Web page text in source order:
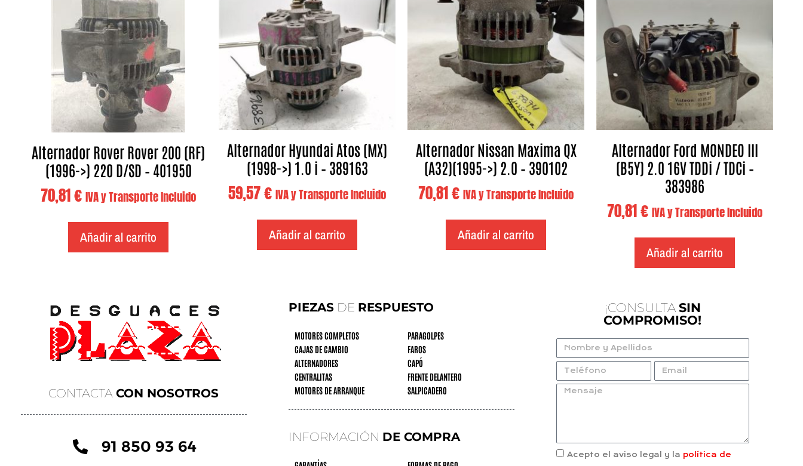
Alternador Rover Rover 200 (RF)
(1996->) 220 D/SD – 401950
70,81€ IVA y Transporte Incluido
Añadir al carrito
Alternador Hyundai Atos (MX)
(1998->) 1.0 i – 389163
59,57€ IVA y Transporte Incluido
Añadir al carrito
Alternador Nissan Maxima QX
(A32)(1995->) 2.0 – 390102
70,81€ IVA y Transporte Incluido
Añadir al carrito
Alternador Ford MONDEO III
(B5Y) 2.0 16V TDDi / TDCi –
383986
70,81€ IVA y Transporte Incluido
Añadir al carrito
CONTACTACON NOSOTROS
91 850 93 64
PIEZASDE RESPUESTO
MOTORES COMPLETOS
CAJAS DE CAMBIO
ALTERNADORES
CENTRALITAS
MOTORES DE ARRANQUE
PARAGOLPES
FAROS
CAPÓ
FRENTE DELANTERO
SALPICADERO
INFORMACIÓN DE COMPRA
¡CONSULTA SIN
COMPROMISO!
Acepto el aviso legal y la política de